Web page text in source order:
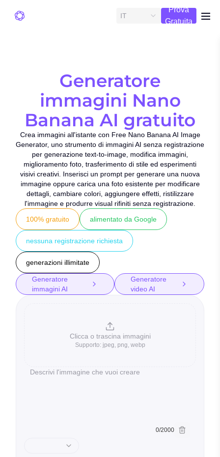
IT
Prova
Gratuita
Generatore
immagini Nano
Banana AI gratuito
Crea immagini all'istante con Free Nano Banana AI Image
Generator, uno strumento di immagini AI senza registrazione
per generazione text-to-image, modifica immagini,
miglioramento foto, trasferimento di stile ed esperimenti
visivi creativi. Inserisci un prompt per generare una nuova
immagine oppure carica una foto esistente per modificare
dettagli, cambiare colori, aggiungere effetti, ristilizzare
l'immagine e produrre visual rifiniti senza registrazione.
100% gratuito
alimentato da Google
nessuna registrazione richiesta
generazioni illimitate
Generatore
immagini AI
Generatore
video AI
Clicca o trascina immagini
Supporto: jpeg, png, webp
Clicca o trascina immagini
0/2000 Cancella